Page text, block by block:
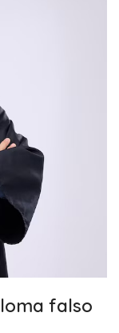
falso